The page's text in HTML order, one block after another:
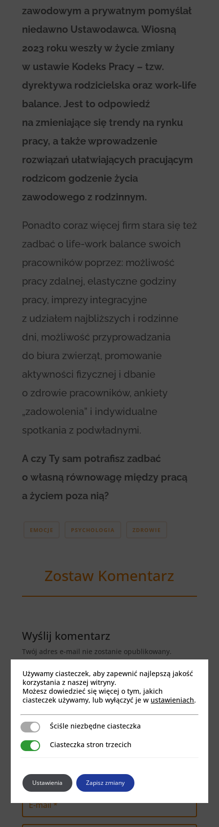
zawodowym a prywatnym pomyślał
niedawno Ustawodawca. Wiosną
2023 roku weszły w życie zmiany
w ustawie Kodeks Pracy – tzw.
dyrektywa rodzicielska oraz work-life
balance. Jest to odpowiedź
na zmieniające się trendy na rynku
pracy, a także wprowadzenie
rozwiązań ułatwiających pracującym
rodzicom godzenie życia
zawodowego z rodzinnym.
Ponadto coraz więcej firm stara się też
zadbać o life-work balance swoich
pracowników poprzez: możliwość
pracy zdalnej, elastyczne godziny
pracy, imprezy integracyjne
z udziałem najbliższych i rodzinne
dni, możliwość przyprowadzania
do biura zwierząt, promowanie
aktywności fizycznej i dbanie
o zdrowie pracowników, ankiety
„zadowolenia” i indywidualne
spotkania z podwładnymi.
A czy Ty sam potrafisz zadbać
o własną równowagę między pracą
a życiem poza nią?
EMOCJE PSYCHOLOGIA ZDROWIE
Zostaw Komentarz
Wyślij komentarz
Twój adres e-mail nie zostanie opublikowany.
Używamy ciasteczek, aby zapewnić najlepszą jakość
korzystania z naszej witryny.
Możesz dowiedzieć się więcej o tym, jakich
ciasteczek używamy, lub wyłączyć je w ustawieniach.
Ściśle niezbędne ciasteczka
Ściśle niezbędne ciasteczka
Ciasteczka stron trzecich
Ciasteczka stron trzecich
Ustawienia Zapisz zmiany